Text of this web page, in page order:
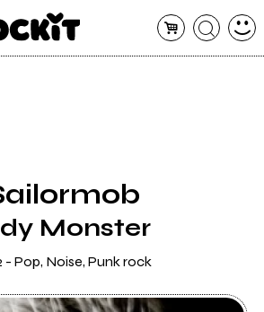
Monster
- Pop, Noise, Punk rock